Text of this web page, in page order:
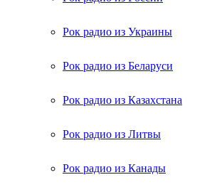
Рок радио из Украины
Рок радио из Беларуси
Рок радио из Казахстана
Рок радио из Литвы
Рок радио из Канады